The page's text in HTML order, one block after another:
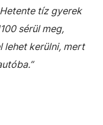
tíz gyerek
sérül meg,
lehet kerülni, mert